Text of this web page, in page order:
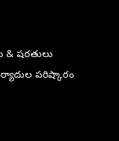
& షరతులు
పరిష్కారం